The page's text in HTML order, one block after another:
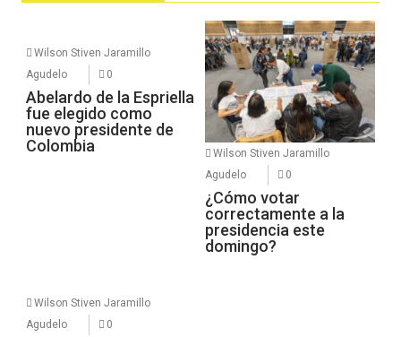
Wilson Stiven Jaramillo
Agudelo
0
Abelardo de la Espriella
fue elegido como
nuevo presidente de
Colombia
Wilson Stiven Jaramillo
Agudelo
0
¿Cómo votar
correctamente a la
presidencia este
domingo?
Wilson Stiven Jaramillo
Agudelo
0